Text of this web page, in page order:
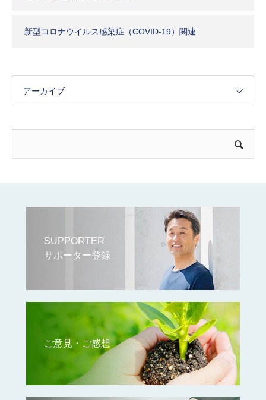
新型コロナウイルス感染症（COVID-19）関連
アーカイブ
SUPPORTER
サポーター登録
ご意見・ご感想